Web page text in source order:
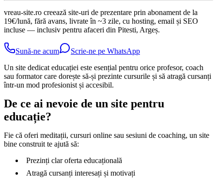
vreau-site.ro creează site-uri de prezentare prin abonament de la
19€/lună, fără avans, livrate în ~3 zile, cu hosting, email și SEO
incluse — inclusiv pentru afaceri din Pitesti, Argeș.
Sună-ne acum
Scrie-ne pe WhatsApp
Un site dedicat educației este esențial pentru orice profesor, coach
sau formator care dorește să-și prezinte cursurile și să atragă cursanți
într-un mod profesionist și accesibil.
De ce ai nevoie de un site pentru
educație?
Fie că oferi meditații, cursuri online sau sesiuni de coaching, un site
bine construit te ajută să:
Prezinți clar oferta educațională
Atragă cursanți interesați și motivați